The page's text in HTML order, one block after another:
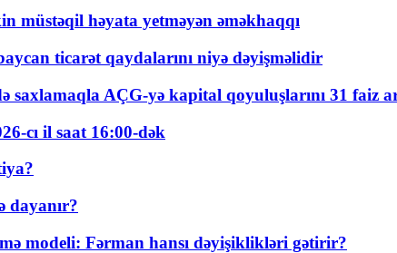
müstəqil həyata yetməyən əməkhaqqı
ticarət qaydalarını niyə dəyişməlidir
saxlamaqla AÇG-yə kapital qoyuluşlarını 31 faiz
cı il saat 16:00-dək
dayanır?
modeli: Fərman hansı dəyişiklikləri gətirir?